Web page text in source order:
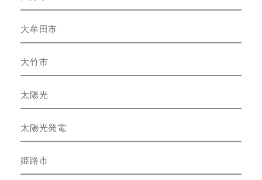
大牟田市
大竹市
太陽光
太陽光発電
姫路市